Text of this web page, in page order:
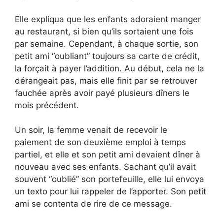
Elle expliqua que les enfants adoraient manger
au restaurant, si bien qu’ils sortaient une fois
par semaine. Cependant, à chaque sortie, son
petit ami “oubliant” toujours sa carte de crédit,
la forçait à payer l’addition. Au début, cela ne la
dérangeait pas, mais elle finit par se retrouver
fauchée après avoir payé plusieurs dîners le
mois précédent.
Un soir, la femme venait de recevoir le
paiement de son deuxième emploi à temps
partiel, et elle et son petit ami devaient dîner à
nouveau avec ses enfants. Sachant qu’il avait
souvent “oublié” son portefeuille, elle lui envoya
un texto pour lui rappeler de l’apporter. Son petit
ami se contenta de rire de ce message.